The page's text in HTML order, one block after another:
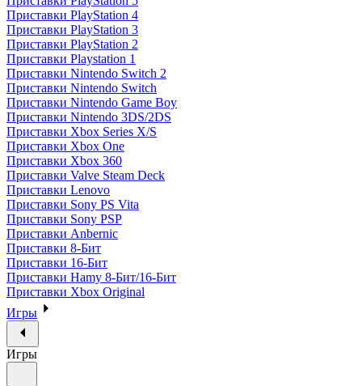
Приставки PlayStation 4
Приставки PlayStation 3
Приставки PlayStation 2
Приставки Playstation 1
Приставки Nintendo Switch 2
Приставки Nintendo Switch
Приставки Nintendo Game Boy
Приставки Nintendo 3DS/2DS
Приставки Xbox Series X/S
Приставки Xbox One
Приставки Xbox 360
Приставки Valve Steam Deck
Приставки Lenovo
Приставки Sony PS Vita
Приставки Sony PSP
Приставки Anbernic
Приставки 8-Бит
Приставки 16-Бит
Приставки Hamy 8-Бит/16-Бит
Приставки Xbox Original
Игры
Игры